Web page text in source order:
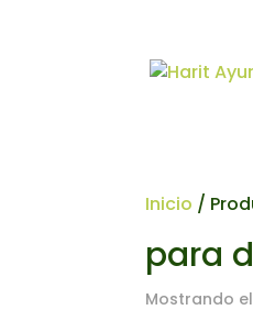
Inicio /
para
Mostrando